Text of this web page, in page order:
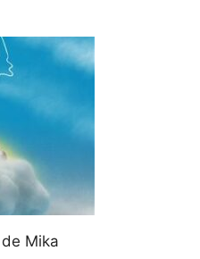
Mika